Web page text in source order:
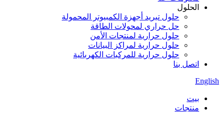
الحلول
حلول تبريد أجهزة الكمبيوتر المحمولة
حل حراري لمحولات الطاقة
حلول حرارية لمنتجات الأمن
حلول حرارية لمراكز البيانات
حلول حرارية للمركبات الكهربائية
اتصل بنا
English
بيت
منتجات